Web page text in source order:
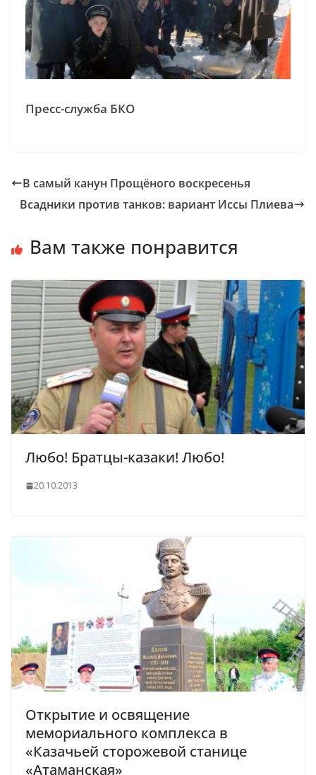
Пресс-служба БКО
В самый канун Прощёного воскресенья
Всадники против танков: вариант Иссы Плиева
Вам также понравится
Любо! Братцы-казаки! Любо!
20.10.2013
Открытие и освящение
мемориального комплекса в
«Казачьей сторожевой станице
«Атаманская»